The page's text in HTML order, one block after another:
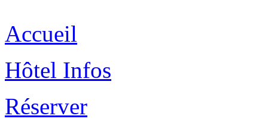
Accueil
Hôtel Infos
Réserver